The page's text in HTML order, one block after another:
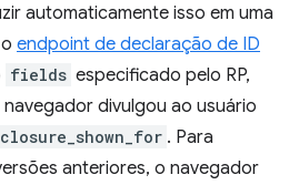
automaticamente isso em uma
endpoint de declaração de ID
fields especificado pelo RP,
divulgou ao usuário
. Para
anteriores, o navegador